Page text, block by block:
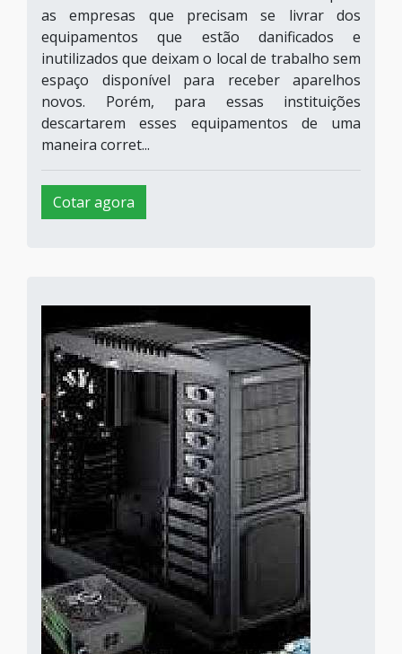
as empresas que precisam se livrar dos
equipamentos que estão danificados e
inutilizados que deixam o local de trabalho sem
espaço disponível para receber aparelhos
novos. Porém, para essas instituições
descartarem esses equipamentos de uma
maneira corret...
Cotar agora